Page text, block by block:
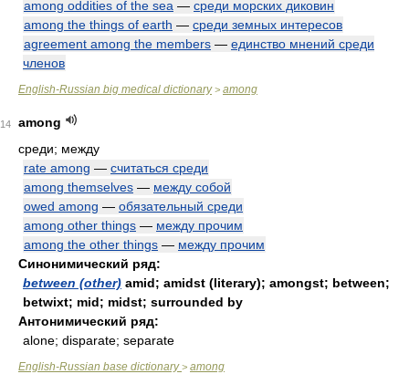
among oddities of the sea — среди морских диковин
among the things of earth — среди земных интересов
agreement among the members — единство мнений среди
членов
English-Russian big medical dictionary> among
14
among
среди; между
rate among — считаться среди
among themselves — между собой
owed among — обязательный среди
among other things — между прочим
among the other things — между прочим
Синонимический ряд:
between (other) amid; amidst (literary); amongst; between;
betwixt; mid; midst; surrounded by
Антонимический ряд:
alone; disparate; separate
English-Russian base dictionary> among